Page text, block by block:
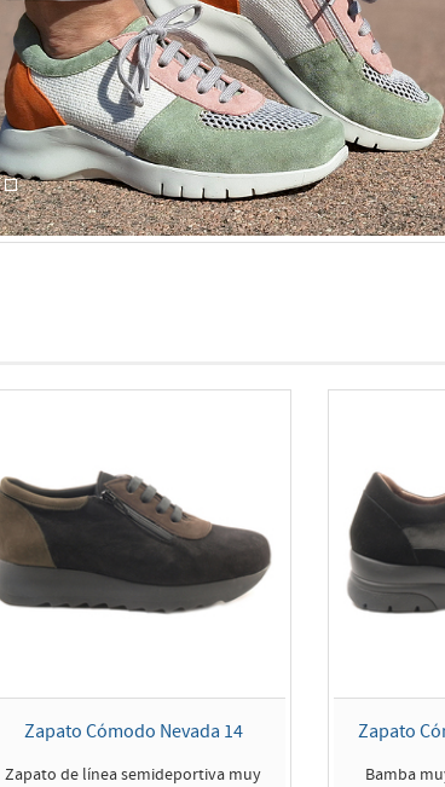
Zapato Cómodo Nevada 14
Zapato de línea semideportiva muy
Zapato
Bamba